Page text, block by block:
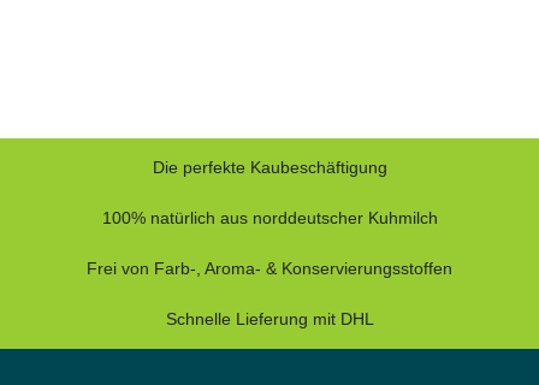
Die perfekte Kaubeschäftigung
100% natürlich aus norddeutscher Kuhmilch
Frei von Farb-, Aroma- & Konservierungsstoffen
Schnelle Lieferung mit DHL